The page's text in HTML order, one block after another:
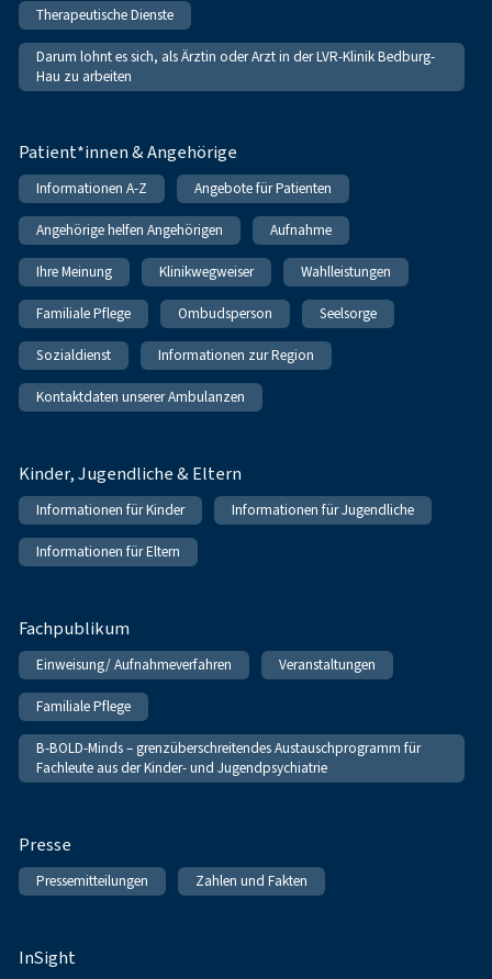
Therapeutische Dienste
Darum lohnt es sich, als Ärztin oder Arzt in der LVR-Klinik Bedburg-
Hau zu arbeiten
Patient*innen & Angehörige
Informationen A-Z Angebote für Patienten
Angehörige helfen Angehörigen Aufnahme
Ihre Meinung Klinikwegweiser Wahlleistungen
Familiale Pflege Ombudsperson Seelsorge
Sozialdienst Informationen zur Region
Kontaktdaten unserer Ambulanzen
Kinder, Jugendliche & Eltern
Informationen für Kinder Informationen für Jugendliche
Informationen für Eltern
Fachpublikum
Einweisung/ Aufnahmeverfahren Veranstaltungen
Familiale Pflege
B-BOLD-Minds – grenzüberschreitendes Austauschprogramm für
Fachleute aus der Kinder- und Jugendpsychiatrie
Presse
Pressemitteilungen Zahlen und Fakten
InSight